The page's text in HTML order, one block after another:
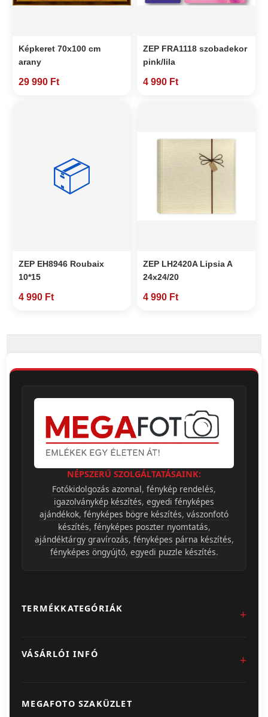
Képkeret 70x100 cm
arany
29 990 Ft
ZEP FRA1118 szobadekor
pink/lila
4 990 Ft
📦
ZEP EH8946 Roubaix
10*15
4 990 Ft
ZEP LH2420A Lipsia A
24x24/20
4 990 Ft
NÉPSZERŰ SZOLGÁLTATÁSAINK:
Fotókidolgozás azonnal, fénykép rendelés,
igazolványkép készítés, egyedi fényképes
ajándékok, fényképes bögre készítés, vászonfotó
készítés, fényképes poszter nyomtatás,
ajándéktárgy gravírozás, fényképes párna készítés,
fényképes öngyújtó, egyedi puzzle készítés.
TERMÉKKATEGÓRIÁK
Fotókidolgozás
Poszter & Falikép
VÁSÁRLÓI INFÓ
MEGAFOTO SZAKÜZLET